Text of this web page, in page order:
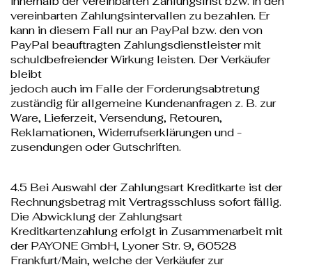
vereinbarten Zahlungsintervallen zu bezahlen. Er
kann in diesem Fall nur an PayPal bzw. den von
PayPal beauftragten Zahlungsdienstleister mit
schuldbefreiender Wirkung leisten. Der Verkäufer
bleibt
jedoch auch im Falle der Forderungsabtretung
zuständig für allgemeine Kundenanfragen z. B. zur
Ware, Lieferzeit, Versendung, Retouren,
Reklamationen, Widerrufserklärungen und -
zusendungen oder Gutschriften.
4.5 Bei Auswahl der Zahlungsart Kreditkarte ist der
Rechnungsbetrag mit Vertragsschluss sofort fällig.
Die Abwicklung der Zahlungsart
Kreditkartenzahlung erfolgt in Zusammenarbeit mit
der PAYONE GmbH, Lyoner Str. 9, 60528
Frankfurt/Main, welche der Verkäufer zur